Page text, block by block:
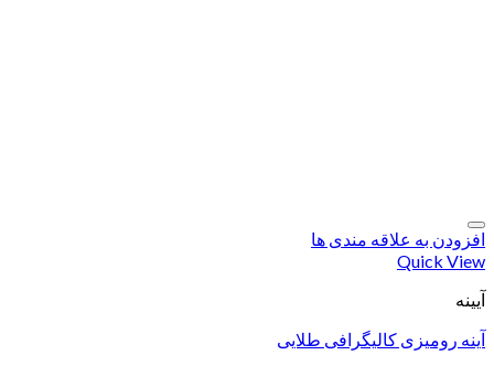
افزودن به علاقه مندی ها
Quick View
آیینه
آینه رومیزی کالیگرافی طلایی